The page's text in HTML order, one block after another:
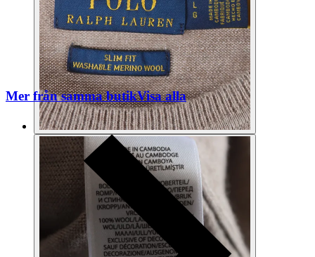
Mer från samma butikVisa alla